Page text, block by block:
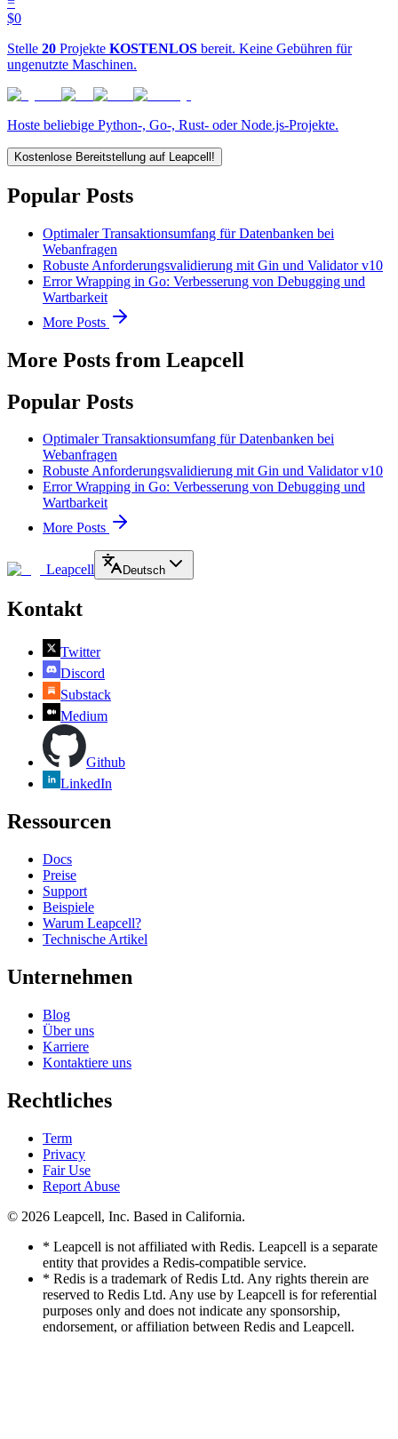
$0
Stelle 20 Projekte KOSTENLOS bereit. Keine Gebühren für
ungenutzte Maschinen.
Hoste beliebige Python-, Go-, Rust- oder Node.js-Projekte.
Kostenlose Bereitstellung auf Leapcell!
Popular Posts
Optimaler Transaktionsumfang für Datenbanken bei
Webanfragen
Robuste Anforderungsvalidierung mit Gin und Validator v10
Error Wrapping in Go: Verbesserung von Debugging und
Wartbarkeit
More Posts
More Posts from Leapcell
Popular Posts
Optimaler Transaktionsumfang für Datenbanken bei
Webanfragen
Robuste Anforderungsvalidierung mit Gin und Validator v10
Error Wrapping in Go: Verbesserung von Debugging und
Wartbarkeit
More Posts
Leapcell Deutsch
Kontakt
Twitter
Discord
Substack
Medium
Github
LinkedIn
Ressourcen
Docs
Preise
Support
Beispiele
Warum Leapcell?
Technische Artikel
Unternehmen
Blog
Über uns
Karriere
Kontaktiere uns
Rechtliches
Term
Privacy
Fair Use
Report Abuse
© 2026 Leapcell, Inc. Based in California.
* Leapcell is not affiliated with Redis. Leapcell is a separate
entity that provides a Redis-compatible service.
* Redis is a trademark of Redis Ltd. Any rights therein are
reserved to Redis Ltd. Any use by Leapcell is for referential
purposes only and does not indicate any sponsorship,
endorsement, or affiliation between Redis and Leapcell.